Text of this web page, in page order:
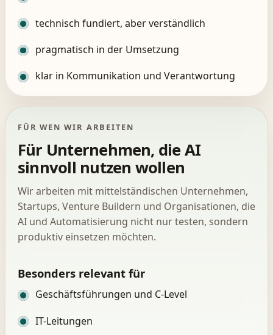
technisch fundiert, aber verständlich
pragmatisch in der Umsetzung
klar in Kommunikation und Verantwortung
FÜR WEN WIR ARBEITEN
Für Unternehmen, die AI
sinnvoll nutzen wollen
Wir arbeiten mit mittelständischen Unternehmen,
Startups, Venture Buildern und Organisationen, die
AI und Automatisierung nicht nur testen, sondern
produktiv einsetzen möchten.
Besonders relevant für
Geschäftsführungen und C-Level
IT-Leitungen